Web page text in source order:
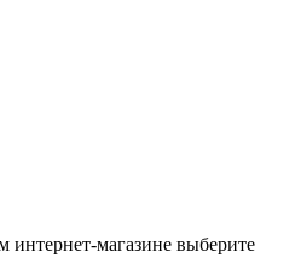
интернет-магазине выберите